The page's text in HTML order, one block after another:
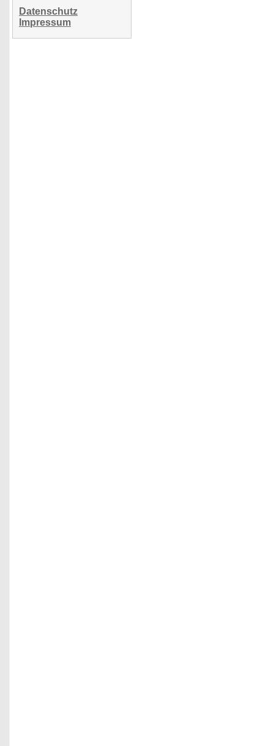
Datenschutz
Impressum